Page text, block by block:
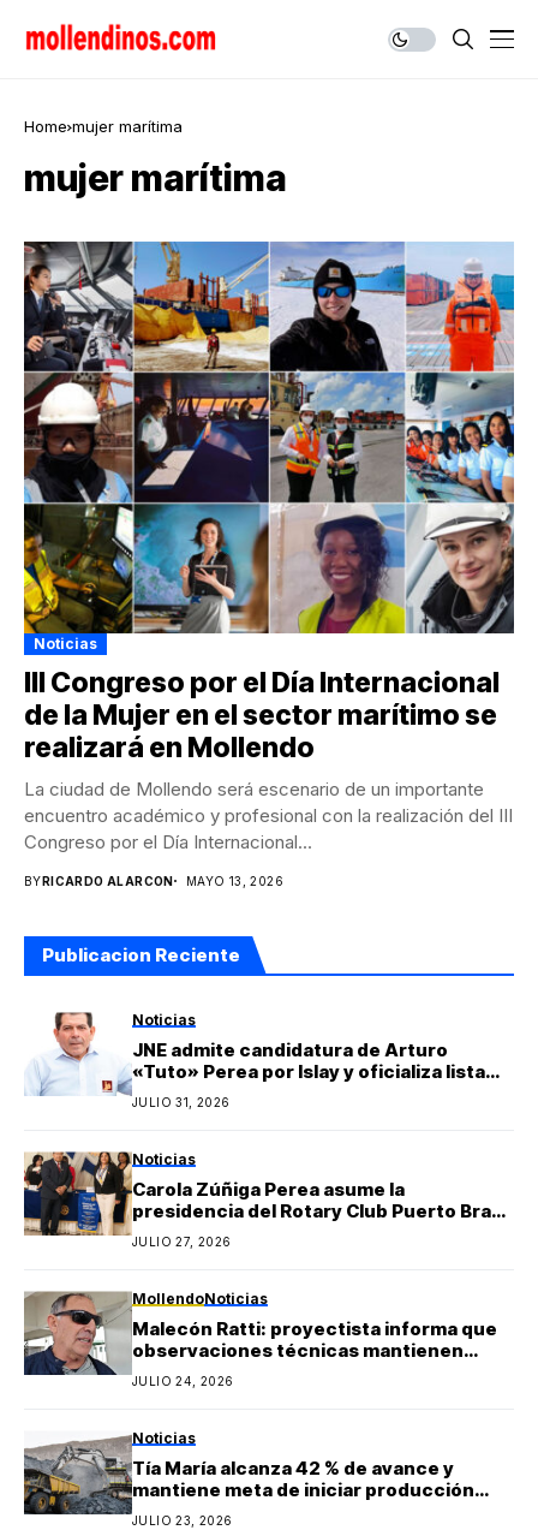
Home mujer marítima
mujer marítima
Noticias
III Congreso por el Día Internacional
de la Mujer en el sector marítimo se
realizará en Mollendo
La ciudad de Mollendo será escenario de un importante
encuentro académico y profesional con la realización del III
Congreso por el Día Internacional...
BY RICARDO ALARCON MAYO 13, 2026
Publicacion Reciente
Noticias
JNE admite candidatura de Arturo
«Tuto» Perea por Islay y oficializa lista
regional de Yo Arequipa encabezada por
Berly Gonzales
JULIO 31, 2026
Noticias
Carola Zúñiga Perea asume la
presidencia del Rotary Club Puerto Bravo
Mollendo y anuncia proyectos sociales
para la provincia de Islay
JULIO 27, 2026
MollendoNoticias
Malecón Ratti: proyectista informa que
observaciones técnicas mantienen
paralizada la obra y estima reinicio en
agosto
JULIO 24, 2026
Noticias
Tía María alcanza 42 % de avance y
mantiene meta de iniciar producción
durante 2027
JULIO 23, 2026